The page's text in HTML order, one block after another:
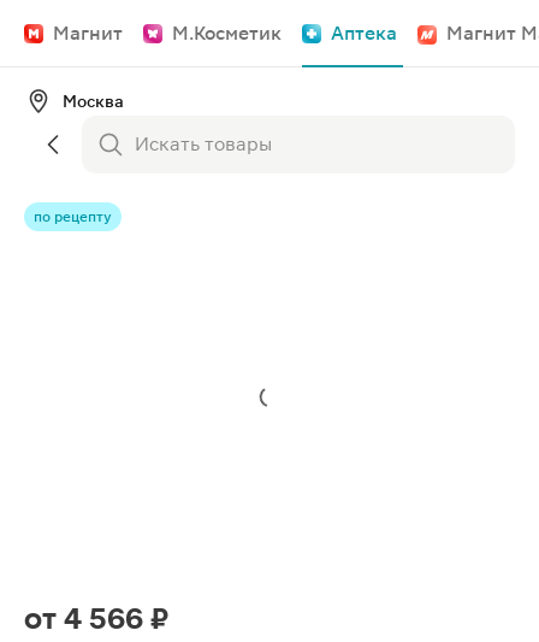
Магнит М.Косметик Аптека Магнит
Москва
по рецепту
от 4 566 ₽